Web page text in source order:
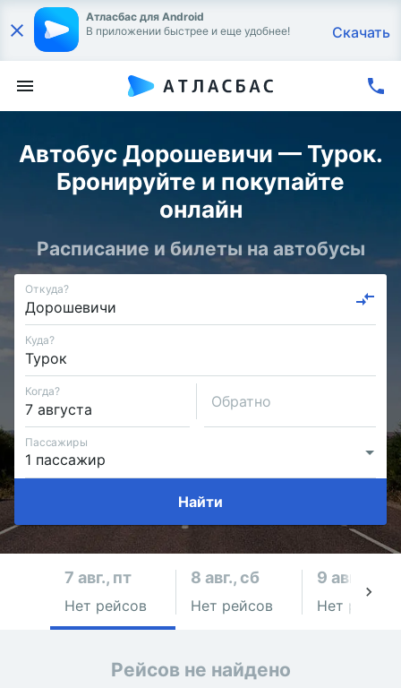
Атласбас для Android
В приложении быстрее и еще удобнее!
Скачать
Автобус Дорошевичи — Турок.
Бронируйте и покупайте
онлайн
Расписание и билеты на автобусы
Откуда?
Куда?
Когда?
Обратно
Пассажиры
Найти
7 авг., пт
Нет рейсов
8 авг., сб
Нет рейсов
9 авг., вс
Нет рейсов
Рейсов не найдено